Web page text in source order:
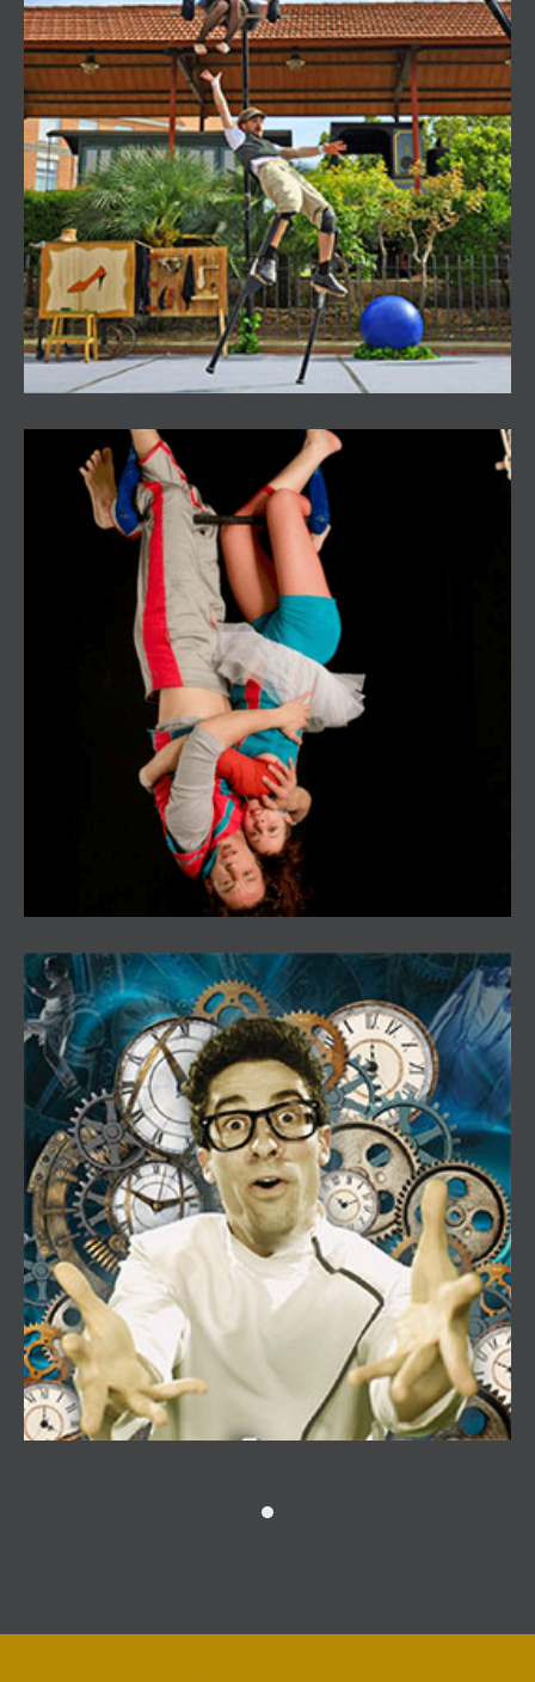
Bailarines en el aire
Aerocirco
Máquina del tiempo